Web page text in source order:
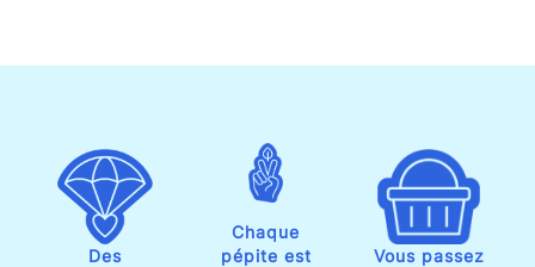
Des
Chaque
pépite est
Vous passez